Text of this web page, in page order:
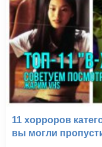
11 хорроров
вы могли